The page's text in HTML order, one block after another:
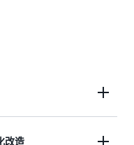
地数据库迁移到托管
改造